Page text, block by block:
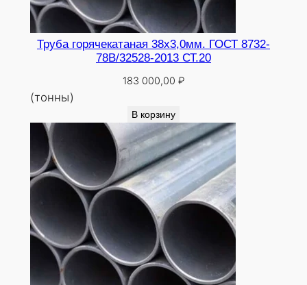
Труба горячекатаная 38х3,0мм. ГОСТ 8732-
78В/32528-2013 СТ.20
183 000,00 ₽
(тонны)
В корзину